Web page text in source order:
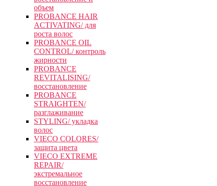
объем
PROBANCE HAIR
ACTIVATING/ для
роста волос
PROBANCE OIL
CONTROL/ контроль
жирности
PROBANCE
REVITALISING/
восстановление
PROBANCE
STRAIGHTEN/
разглаживание
STYLING/ укладка
волос
VIECO COLORES/
защита цвета
VIECO EXTREME
REPAIR/
экстремальное
восстановление